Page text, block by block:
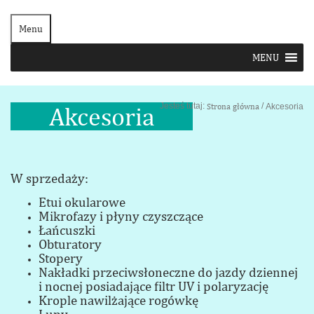
Menu
Akcesoria Jesteś tutaj: Strona główna / Akcesoria
W sprzedaży:
Etui okularowe
Mikrofazy i płyny czyszczące
Łańcuszki
Obturatory
Stopery
Nakładki przeciwsłoneczne do jazdy dziennej
i nocnej posiadające filtr UV i polaryzację
Krople nawilżające rogówkę